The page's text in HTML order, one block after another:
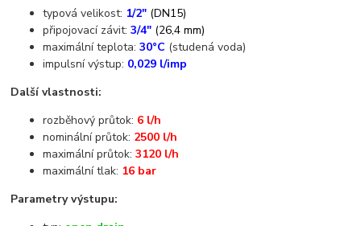
typová velikost: 1/2" (DN15)
připojovací závit:3/4" (26,4 mm)
maximální teplota:30°C (studená voda)
impulsní výstup: 0,029 l/imp
Další vlastnosti:
rozběhový průtok: 6 l/h
nominální průtok: 2500 l/h
maximální průtok:3120 l/h
maximální tlak: 16 bar
Parametry výstupu: